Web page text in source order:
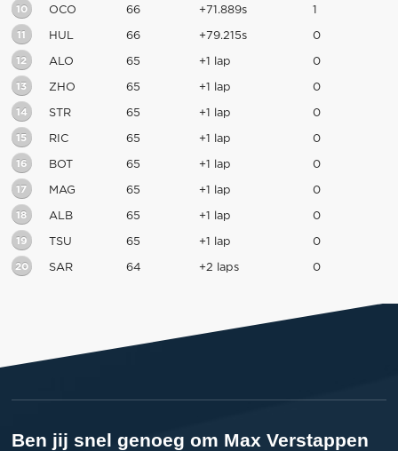
10 OCO 66 +71.889s 1
11 HUL 66 +79.215s 0
12 ALO 65 +1 lap 0
13 ZHO 65 +1 lap 0
14 STR 65 +1 lap 0
15 RIC 65 +1 lap 0
16 BOT 65 +1 lap 0
17 MAG 65 +1 lap 0
18 ALB 65 +1 lap 0
19 TSU 65 +1 lap 0
20 SAR 64 +2 laps 0
Ben jij snel genoeg om Max Verstappen